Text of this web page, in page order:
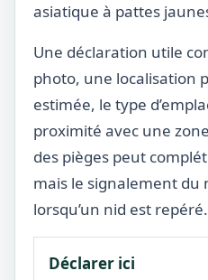
asiatique à pattes
Une déclaration utile
photo, une localisation
estimée, le type
proximité avec une
des pièges peut
mais le signalement du
lorsqu’un nid est repéré.
Déclarer ici